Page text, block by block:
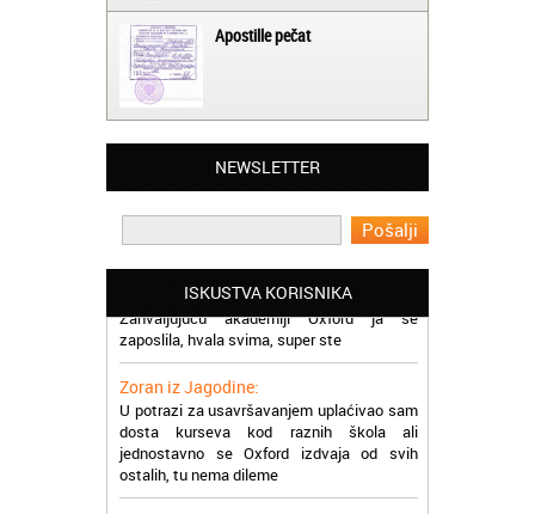
Apostille pečat
NEWSLETTER
ISKUSTVA KORISNIKA
Akademiji Oxford u Nišu jer su stvarno
profesionalni i prenose znanje na odličan
način
Milica iz Beograda:
Zahvaljujuću akademiji Oxford ja se
zaposlila, hvala svima, super ste
Zoran iz Jagodine:
U potrazi za usavršavanjem uplaćivao sam
dosta kurseva kod raznih škola ali
jednostavno se Oxford izdvaja od svih
ostalih, tu nema dileme
Dragana iz Zaječara: